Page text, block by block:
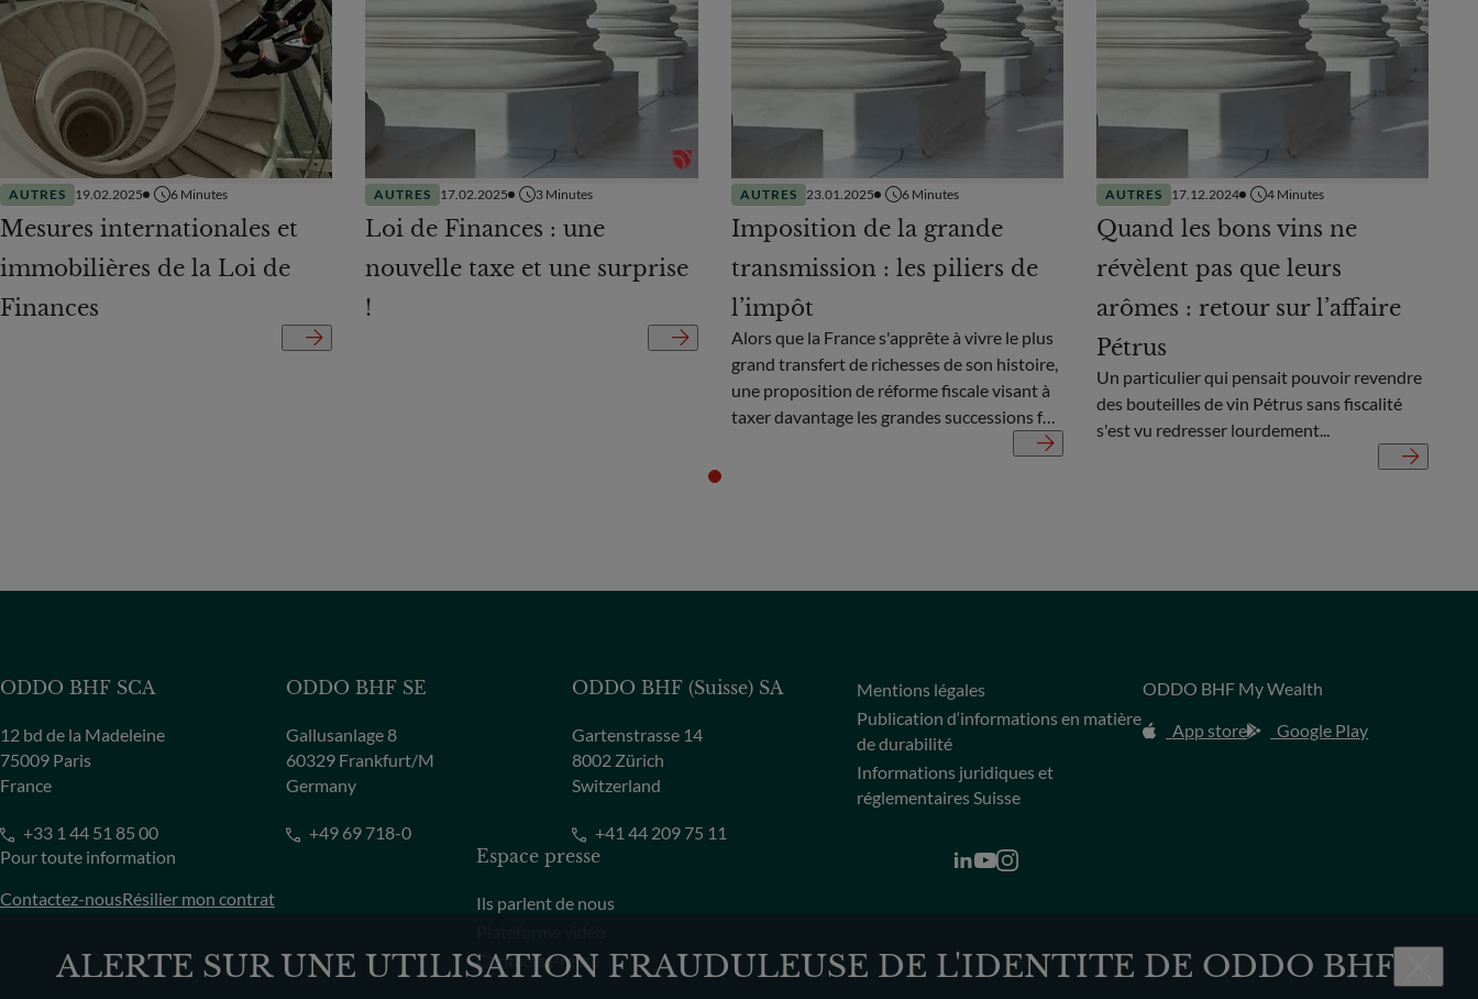
ALERTE SUR UNE UTILISATION FRAUDULEUSE DE L'IDENTITE DE ODDO BHF
AUTRES 19.02.2025 6 Minutes
Mesures internationales et
immobilières de la Loi de
Finances
AUTRES 17.02.2025 3 Minutes
Loi de Finances : une
nouvelle taxe et une surprise
!
AUTRES 23.01.2025 6 Minutes
Imposition de la grande
transmission : les piliers de
l’impôt
Alors que la France s'apprête à vivre le plus
grand transfert de richesses de son histoire,
une proposition de réforme fiscale visant à
taxer davantage les grandes successions fait
AUTRES 17.12.2024 4 Minutes
Quand les bons vins ne
révèlent pas que leurs
arômes : retour sur l’affaire
Pétrus
Un particulier qui pensait pouvoir revendre
des bouteilles de vin Pétrus sans fiscalité
s'est vu redresser lourdement...
ODDO BHF SCA
12 bd de la Madeleine
75009 Paris
France
+33 1 44 51 85 00
ODDO BHF SE
Gallusanlage 8
60329 Frankfurt/M
Germany
+49 69 718-0
ODDO BHF (Suisse) SA
Gartenstrasse 14
8002 Zürich
Switzerland
+41 44 209 75 11
Mentions légales
Publication d‘informations en matière
de durabilité
Informations juridiques et
réglementaires Suisse
ODDO BHF My Wealth
App store
Google Play
Pour toute information
Contactez-nousRésilier mon contrat
Espace presse
Ils parlent de nous
Contacts Presse